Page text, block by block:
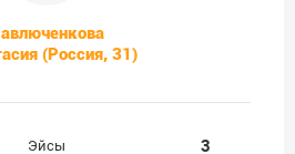
(Россия, 31)
Эйсы
3